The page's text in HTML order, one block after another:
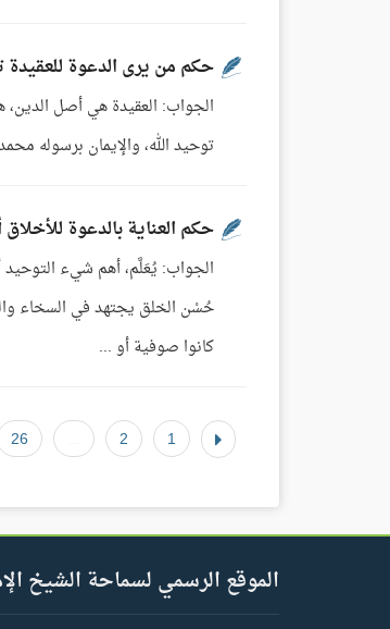
حكم من يرى الدعوة للعقيدة
الجواب: العقيدة هي أصل
توحيد الله، والإيمان برسوله
حكم العناية بالدعوة
الجواب: يُعَلَّم، أهم شيء التوحيد
حُسْن الخلق يجتهد في السخاء
كانوا صوفية أو ...
1
2
26
الموقع الرسمي لسماحة الشيخ